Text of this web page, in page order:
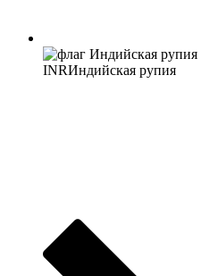
INRИндийская рупия